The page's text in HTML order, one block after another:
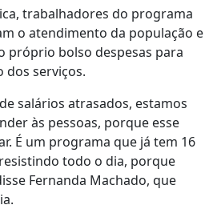
trabalhadores do programa
o atendimento da população e
próprio bolso despesas para
serviços.
salários atrasados, estamos
às pessoas, porque esse
É um programa que já tem 16
todo o dia, porque
Fernanda Machado, que